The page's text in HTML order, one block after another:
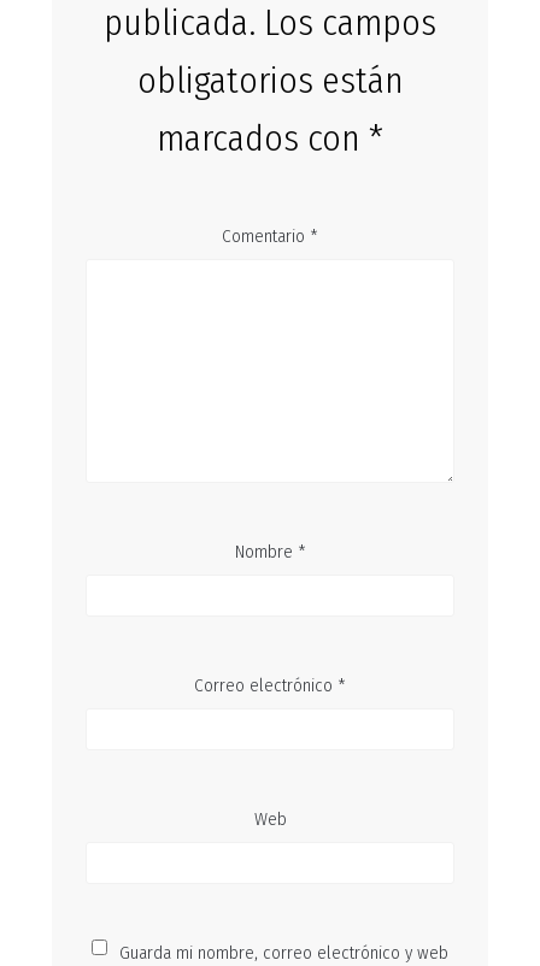
publicada. Los campos
obligatorios están
marcados con *
Comentario *
Nombre *
Correo electrónico *
Web
Guarda mi nombre, correo electrónico y web